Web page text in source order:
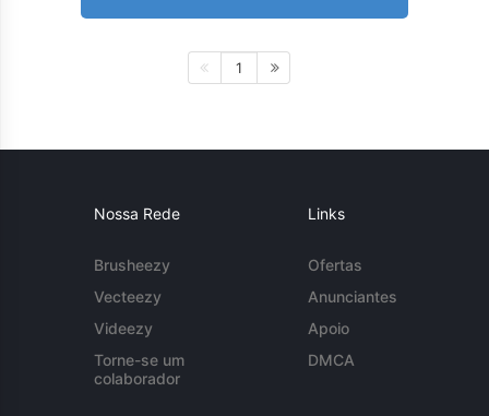
1
Nossa Rede
Brusheezy
Vecteezy
Videezy
Torne-se um
colaborador
Links
Ofertas
Anunciantes
Apoio
DMCA